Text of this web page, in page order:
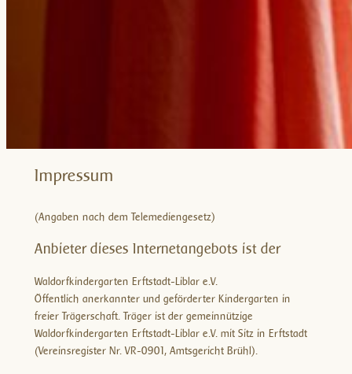
Impressum
(Angaben nach dem Telemediengesetz)
Anbieter dieses Internetangebots ist der
Waldorfkindergarten Erftstadt-Liblar e.V.
Öffentlich anerkannter und geförderter Kindergarten in
freier Trägerschaft. Träger ist der gemeinnützige
Waldorfkindergarten Erftstadt-Liblar e.V. mit Sitz in Erftstadt
(Vereinsregister Nr. VR-0901, Amtsgericht Brühl).